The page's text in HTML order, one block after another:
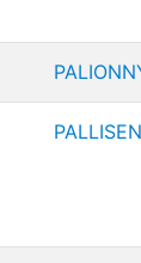
PALLISEN